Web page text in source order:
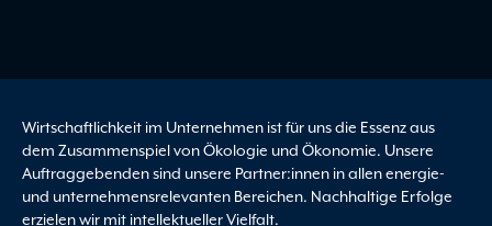
Wirtschaftlichkeit im Unternehmen ist für uns die Essenz aus
dem Zusammenspiel von Ökologie und Ökonomie. Unsere
Auftraggebenden sind unsere Partner:innen in allen energie-
und unternehmensrelevanten Bereichen. Nachhaltige Erfolge
erzielen wir mit intellektueller Vielfalt.